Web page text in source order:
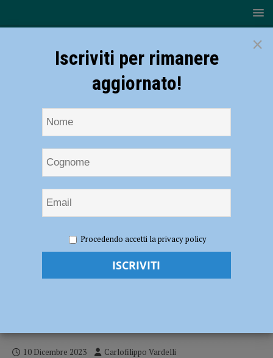
Fiorenzuola Bees eruttano con un netto 94-65 su Salerno, due punti
pesanti per i gialloblu
Serie B – I Fiorenzuola Bees eruttano con
10 Dicembre 2023 Carlofilippo Vardelli
×
Iscriviti per rimanere
aggiornato!
Procedendo accetti la privacy policy